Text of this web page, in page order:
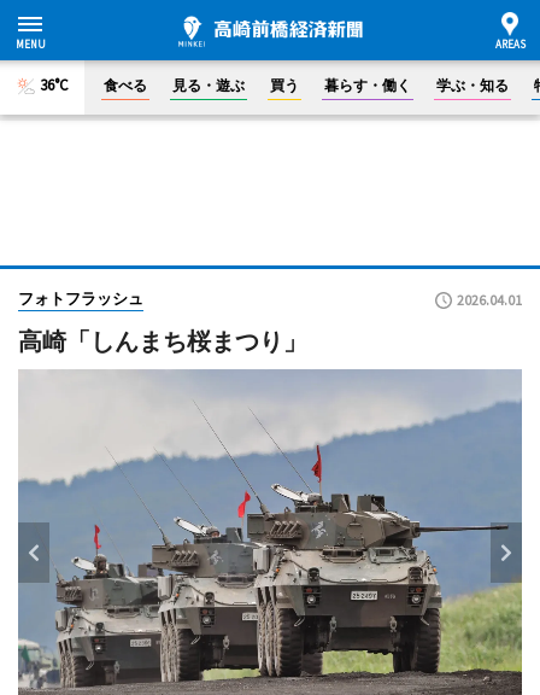
36°C 食べる 見る・遊ぶ 買う 暮らす・働く 学ぶ・知る
フォトフラッシュ 2026.04.01
高崎「しんまち桜まつり」